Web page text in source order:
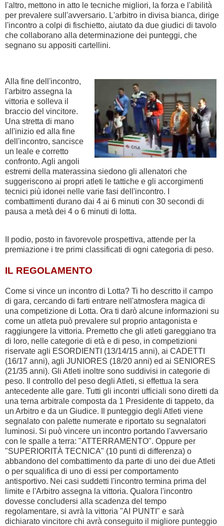
l'altro, mettono in atto le tecniche migliori, la forza e l'abilità
per prevalere sull'avversario. L'arbitro in divisa bianca, dirige
l'incontro a colpi di fischietto, aiutato da due giudici di tavolo
che collaborano alla determinazione dei punteggi, che
segnano su appositi cartellini.
Alla fine dell'incontro,
l'arbitro assegna la
vittoria e solleva il
braccio del vincitore.
Una stretta di mano
all'inizio ed alla fine
dell'incontro, sancisce
un leale e corretto
confronto. Agli angoli
estremi della materassina siedono gli allenatori che
suggeriscono ai propri atleti le tattiche e gli accorgimenti
tecnici più idonei nelle varie fasi dell'incontro. I
combattimenti durano dai 4 ai 6 minuti con 30 secondi di
pausa a metà dei 4 o 6 minuti di lotta.
II podio, posto in favorevole prospettiva, attende per la
premiazione i tre primi classificati di ogni categoria di peso.
IL REGOLAMENTO
Come si vince un incontro di Lotta? Ti ho descritto il campo
di gara, cercando di farti entrare nell'atmosfera magica di
una competizione di Lotta. Ora ti darò alcune informazioni su
come un atleta può prevalere sul proprio antagonista e
raggiungere la vittoria. Premetto che gli atleti gareggiano tra
di loro, nelle categorie di età e di peso, in competizioni
riservate agli ESORDIENTI (13/14/15 anni), ai CADETTI
(16/17 anni), agli JUNIORES (18/20 anni) ed ai SENIORES
(21/35 anni). Gli Atleti inoltre sono suddivisi in categorie di
peso. Il controllo del peso degli Atleti, si effettua la sera
antecedente alle gare. Tutti gli incontri ufficiali sono diretti da
una terna arbitrale composta da 1 Presidente di tappeto, da
un Arbitro e da un Giudice. Il punteggio degli Atleti viene
segnalato con palette numerate e riportato su segnalatori
luminosi. Si può vincere un incontro portando l'avversario
con le spalle a terra: "ATTERRAMENTO". Oppure per
"SUPERIORITÀ TECNICA" (10 punti di differenza) o
abbandono del combattimento da parte di uno dei due Atleti
o per squalifica di uno di essi per comportamento
antisportivo. Nei casi suddetti l'incontro termina prima del
limite e l'Arbitro assegna la vittoria. Qualora l'incontro
dovesse concludersi alla scadenza del tempo
regolamentare, si avrà la vittoria "AI PUNTI" e sarà
dichiarato vincitore chi avrà conseguito il migliore punteggio